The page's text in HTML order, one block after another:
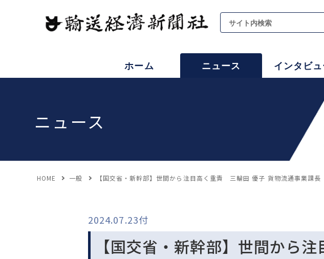
ホーム ニュース インタビュ
ニュース
HOME 一般 【国交省・新幹部】世間から注目高く重責 三輪田 優子 貨物流通事業課長
2024.07.23付
【国交省・新幹部】世間から